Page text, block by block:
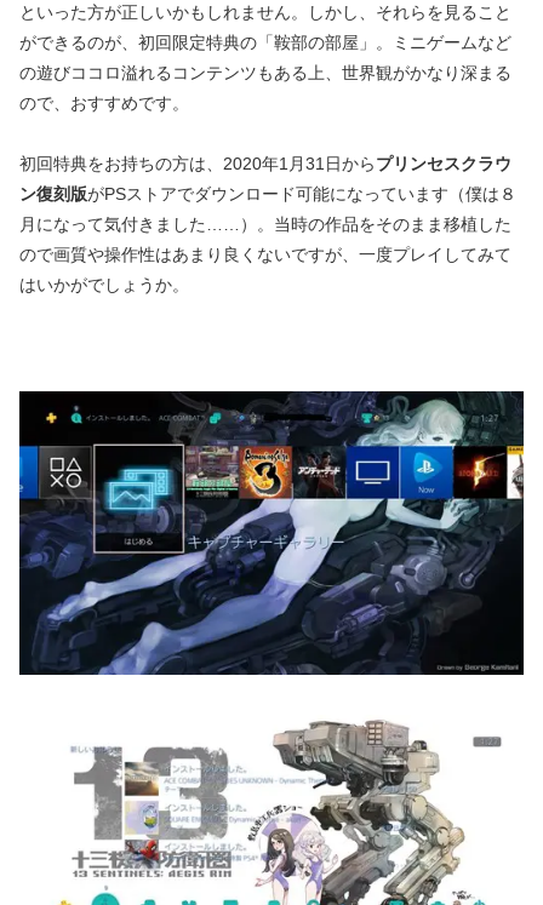
といった方が正しいかもしれません。しかし、それらを見ること
ができるのが、初回限定特典の「鞍部の部屋」。ミニゲームなど
の遊びココロ溢れるコンテンツもある上、世界観がかなり深まる
ので、おすすめです。
初回特典をお持ちの方は、2020年1月31日からプリンセスクラウ
ン復刻版がPSストアでダウンロード可能になっています（僕は８
月になって気付きました……）。当時の作品をそのまま移植した
ので画質や操作性はあまり良くないですが、一度プレイしてみて
はいかがでしょうか。